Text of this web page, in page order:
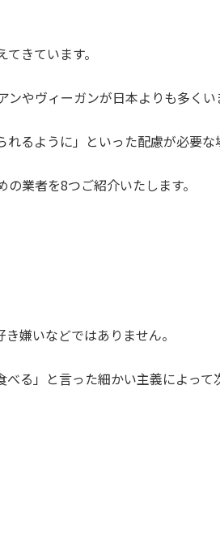
きています。
やヴィーガンが日本よりも多くい
るように」といった配慮が必要な
業者を8つご紹介いたします。
嫌いなどではありません。
る」と言った細かい主義によって